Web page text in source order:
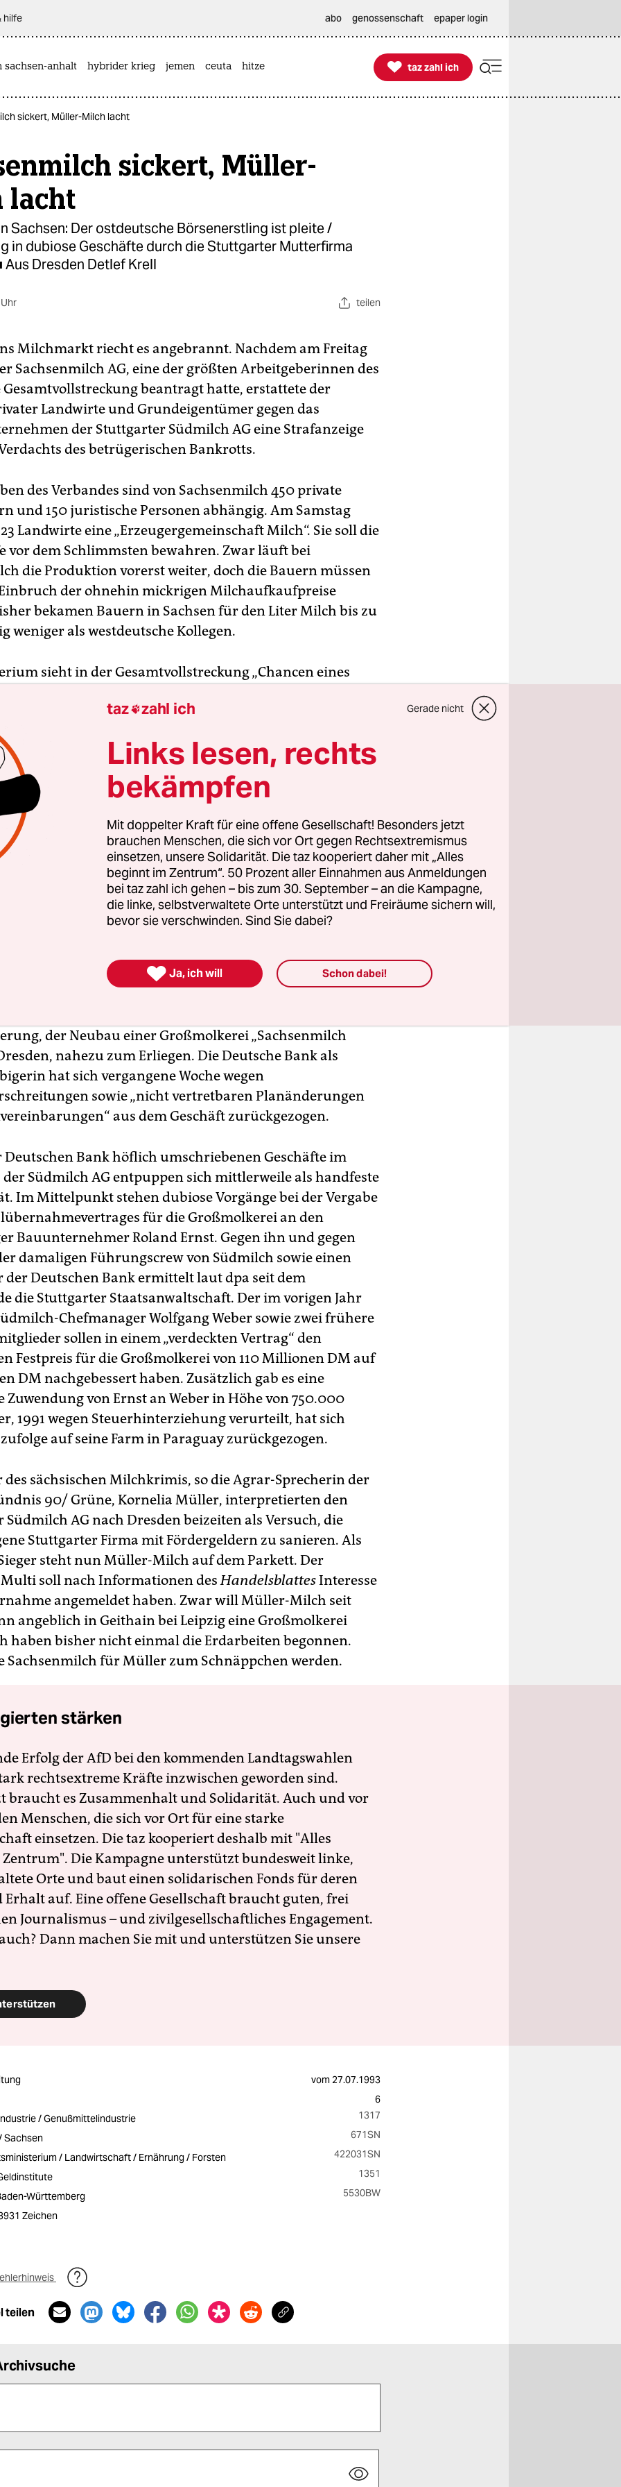
hilfe abo genossenschaft epaper login
sachsen-anhalt hybrider krieg jemen ceuta hitze 
taz zahl ich
taz zahl ich
sickert, Müller-Milch lacht
sickert, Müller-
lacht
Sachsen: Der ostdeutsche Börsenerstling ist pleite /
in dubiose Geschäfte durch die Stuttgarter Mutterfirma
Dresden Detlef Krell
teilen
Milchmarkt riecht es angebrannt. Nachdem am Freitag
Sachsenmilch AG, eine der größten Arbeitgeberinnen des
Gesamtvollstreckung beantragt hatte, erstattete der
Landwirte und Grundeigentümer gegen das
der Stuttgarter Südmilch AG eine Strafanzeige
des betrügerischen Bankrotts.
des Verbandes sind von Sachsenmilch 450 private
und 150 juristische Personen abhängig. Am Samstag
Landwirte eine „Erzeugergemeinschaft Milch“. Sie soll die
vor dem Schlimmsten bewahren. Zwar läuft bei
die Produktion vorerst weiter, doch die Bauern müssen
der ohnehin mickrigen Milchaufkaufpreise
bekamen Bauern in Sachsen für den Liter Milch bis zu
weniger als westdeutsche Kollegen.
sieht in der Gesamtvollstreckung „Chancen eines
der Bauernvertreter, daß die dunklen Milch-Geschäfte
Rolf Jähnichen (CDU) das Amt kosten
es gestern in Dresden noch keine Erklärung.
war die sächsische Milch-Politik von Anfang an. Zum
neuen Struktur der Molkereiwirtschaft hatte das Land
in Höhe von 230 Millionen Mark lockergemacht, und
vollständig an Südmilch und die bayerische Müller-
Jähnichens Regie wurde so der Milchmarkt von ehemals
Molkereien zwischen den beiden
Unternehmen an der Börse eingeführt worden.
der Neubau einer Großmolkerei „Sachsenmilch
nahezu zum Erliegen. Die Deutsche Bank als
hat sich vergangene Woche wegen
sowie „nicht vertretbaren Planänderungen
aus dem Geschäft zurückgezogen.
Deutschen Bank höflich umschriebenen Geschäfte im
Südmilch AG entpuppen sich mittlerweile als handfeste
Im Mittelpunkt stehen dubiose Vorgänge bei der Vergabe
für die Großmolkerei an den
Bauunternehmer Roland Ernst. Gegen ihn und gegen
damaligen Führungscrew von Südmilch sowie einen
Deutschen Bank ermittelt laut dpa seit dem
die Stuttgarter Staatsanwaltschaft. Der im vorigen Jahr
Chefmanager Wolfgang Weber sowie zwei frühere
sollen in einem „verdeckten Vertrag“ den
Festpreis für die Großmolkerei von 110 Millionen DM auf
DM nachgebessert haben. Zusätzlich gab es eine
Zuwendung von Ernst an Weber in Höhe von 750.000
1991 wegen Steuerhinterziehung verurteilt, hat sich
auf seine Farm in Paraguay zurückgezogen.
des sächsischen Milchkrimis, so die Agrar-Sprecherin der
90/ Grüne, Kornelia Müller, interpretierten den
Südmilch AG nach Dresden beizeiten als Versuch, die
Stuttgarter Firma mit Fördergeldern zu sanieren. Als
steht nun Müller-Milch auf dem Parkett. Der
Multi soll nach Informationen desHandelsblattesInteresse
angemeldet haben. Zwar will Müller-Milch seit
angeblich in Geithain bei Leipzig eine Großmolkerei
haben bisher nicht einmal die Erdarbeiten begonnen.
Sachsenmilch für Müller zum Schnäppchen werden.
stärken
Erfolg der AfD bei den kommenden Landtagswahlen
rechtsextreme Kräfte inzwischen geworden sind.
braucht es Zusammenhalt und Solidarität. Auch und vor
Menschen, die sich vor Ort für eine starke
einsetzen. Die taz kooperiert deshalb mit "Alles
Die Kampagne unterstützt bundesweit linke,
Orte und baut einen solidarischen Fonds für deren
Erhalt auf. Eine offene Gesellschaft braucht guten, frei
Journalismus – und zivilgesellschaftliches Engagement.
Dann machen Sie mit und unterstützen Sie unsere
vom27.07.1993
6
/ Genußmittelindustrie
1317
Sachsen
671SN
/ Landwirtschaft / Ernährung / Forsten
422031SN
1351
Württemberg
5530BW
Zeichen
teilen
taz zahl ich Gerade nicht
Links lesen, rechts
bekämpfen
Mit doppelter Kraft für eine offene Gesellschaft! Besonders jetzt
brauchen Menschen, die sich vor Ort gegen Rechtsextremismus
einsetzen, unsere Solidarität. Die taz kooperiert daher mit „Alles
beginnt im Zentrum“. 50 Prozent aller Einnahmen aus Anmeldungen
bei taz zahl ich gehen – bis zum 30. September – an die Kampagne,
die linke, selbstverwaltete Orte unterstützt und Freiräume sichern will,
bevor sie verschwinden. Sind Sie dabei?
 Ja, ich will Schon dabei!